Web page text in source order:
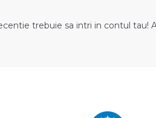
trebuie sa intri in contul tau!